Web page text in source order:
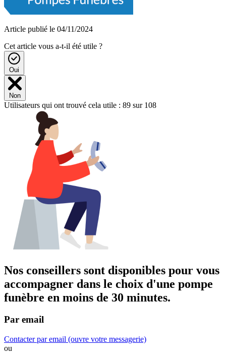
Article publié le 04/11/2024
Cet article vous a-t-il été utile ?
Oui
Non
Utilisateurs qui ont trouvé cela utile : 89 sur 108
Nos conseillers sont disponibles pour vous
accompagner dans le choix d'une pompe
funèbre en moins de 30 minutes.
Par email
Contacter par email (ouvre votre messagerie)
ou